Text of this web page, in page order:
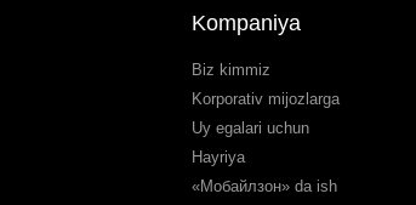
Kompaniya
Biz kimmiz
Korporativ mijozlarga
Uy egalari uchun
Hayriya
«Мобайлзон» da ish